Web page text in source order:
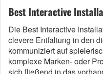
Best Interactive
Die Best Interactive
clevere Entfaltung in den
kommuniziert auf
komplexe Marken- oder